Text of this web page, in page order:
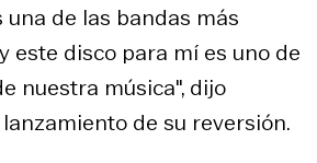
una de las bandas más
este disco para mí es uno de
nuestra música", dijo
de su reversión.